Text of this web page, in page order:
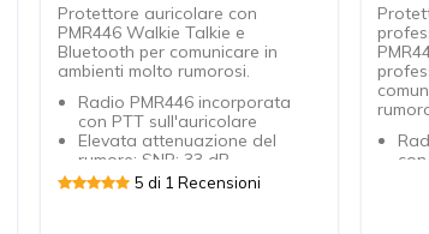
Protettore auricolare con
PMR446 Walkie Talkie e
Bluetooth per comunicare in
ambienti molto rumorosi.
Radio PMR446 incorporata
con PTT sull'auricolare
Elevata attenuazione del
rumore: SNR: 33 dB
Micro cancellazione del
5 di 1 Recensioni